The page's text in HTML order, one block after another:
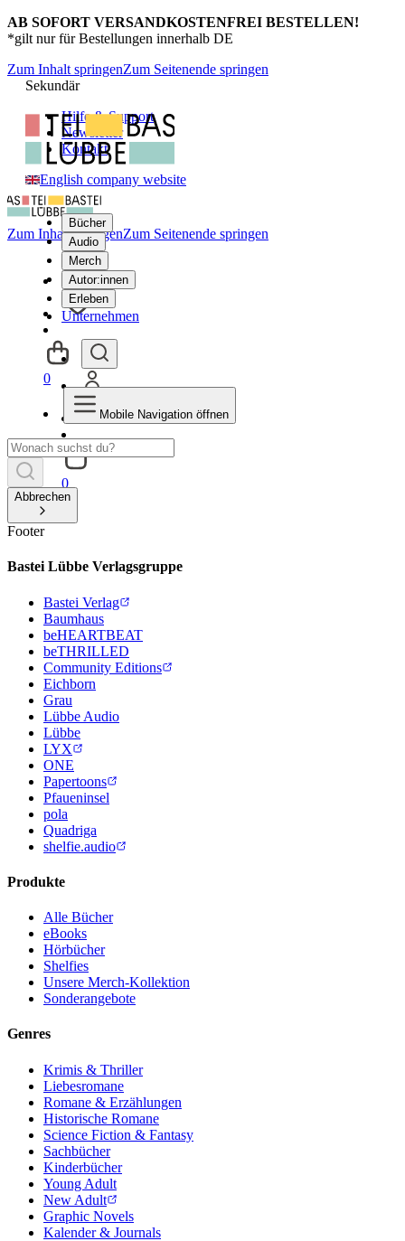
AB SOFORT VERSANDKOSTENFREI BESTELLEN!
*gilt nur für Bestellungen innerhalb DE
Zum Inhalt springenZum Seitenende springen
Sekundär
Hilfe & Support
Newsletter
Kontakt
English company website
Bücher
Audio
Merch
Autor:innen
Erleben
Unternehmen
0
Zum Inhalt springenZum Seitenende springen
0
Mobile Navigation öffnen
Abbrechen
Footer
Bastei Lübbe Verlagsgruppe
Bastei Verlag
Baumhaus
beHEARTBEAT
beTHRILLED
Community Editions
Eichborn
Grau
Lübbe Audio
Lübbe
LYX
ONE
Papertoons
Pfaueninsel
pola
Quadriga
shelfie.audio
Produkte
Alle Bücher
eBooks
Hörbücher
Shelfies
Unsere Merch-Kollektion
Sonderangebote
Genres
Krimis & Thriller
Liebesromane
Romane & Erzählungen
Historische Romane
Science Fiction & Fantasy
Sachbücher
Kinderbücher
Young Adult
New Adult
Graphic Novels
Kalender & Journals